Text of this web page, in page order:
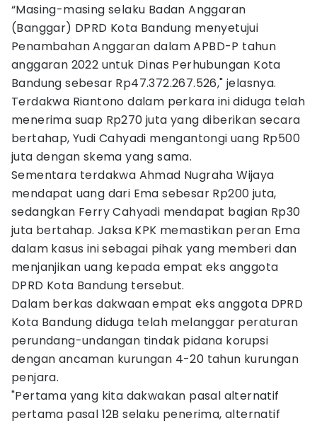
“Masing-masing selaku Badan Anggaran
(Banggar) DPRD Kota Bandung menyetujui
Penambahan Anggaran dalam APBD-P tahun
anggaran 2022 untuk Dinas Perhubungan Kota
Bandung sebesar Rp47.372.267.526," jelasnya.
Terdakwa Riantono dalam perkara ini diduga telah
menerima suap Rp270 juta yang diberikan secara
bertahap, Yudi Cahyadi mengantongi uang Rp500
juta dengan skema yang sama.
Sementara terdakwa Ahmad Nugraha Wijaya
mendapat uang dari Ema sebesar Rp200 juta,
sedangkan Ferry Cahyadi mendapat bagian Rp30
juta bertahap. Jaksa KPK memastikan peran Ema
dalam kasus ini sebagai pihak yang memberi dan
menjanjikan uang kepada empat eks anggota
DPRD Kota Bandung tersebut.
Dalam berkas dakwaan empat eks anggota DPRD
Kota Bandung diduga telah melanggar peraturan
perundang-undangan tindak pidana korupsi
dengan ancaman kurungan 4-20 tahun kurungan
penjara.
"Pertama yang kita dakwakan pasal alternatif
pertama pasal 12B selaku penerima, alternatif